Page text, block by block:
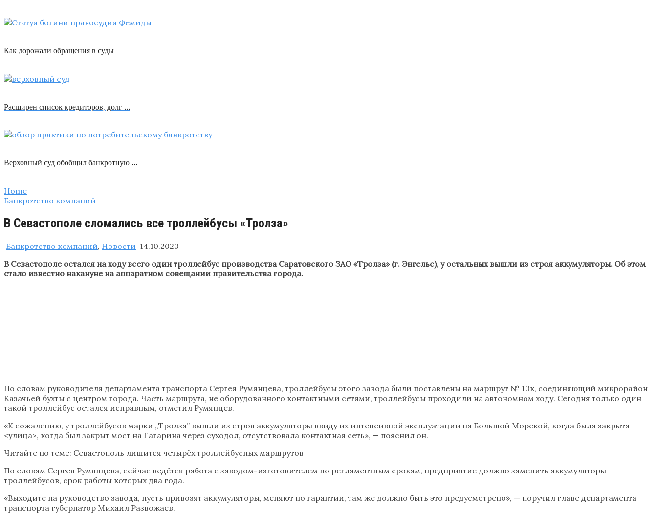
Как дорожали обращения в суды
Расширен список кредиторов, долг …
Верховный суд обобщил банкротную …
Home
Банкротство компаний
В Севастополе сломались все троллейбусы «Тролза»
Банкротство компаний, Новости 14.10.2020
В Севастополе остался на ходу всего один троллейбус производства Саратовского ЗАО «Тролза» (г. Энгельс), у остальных вышли из строя аккумуляторы. Об этом
стало известно накануне на аппаратном совещании правительства города.
По словам руководителя департамента транспорта Сергея Румянцева, троллейбусы этого завода были поставлены на маршрут № 10к, соединяющий микрорайон
Казачьей бухты с центром города. Часть маршрута, не оборудованного контактными сетями, троллейбусы проходили на автономном ходу. Сегодня только один
такой троллейбус остался исправным, отметил Румянцев.
«К сожалению, у троллейбусов марки „Тролза” вышли из строя аккумуляторы ввиду их интенсивной эксплуатации на Большой Морской, когда была закрыта
<улица>, когда был закрыт мост на Гагарина через суходол, отсутствовала контактная сеть», — пояснил он.
Читайте по теме: Севастополь лишится четырёх троллейбусных маршрутов
По словам Сергея Румянцева, сейчас ведётся работа с заводом-изготовителем по регламентным срокам, предприятие должно заменить аккумуляторы
троллейбусов, срок работы которых два года.
«Выходите на руководство завода, пусть привозят аккумуляторы, меняют по гарантии, там же должно быть это предусмотрено», — поручил главе департамента
транспорта губернатор Михаил Развожаев.